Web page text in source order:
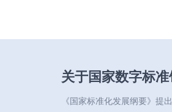
关于国家数字标
《国家标准化发展纲要》提